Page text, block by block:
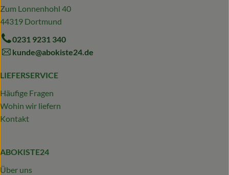
Zum Lonnenhohl 40
44319 Dortmund
0231 9231 340
kunde@abokiste24.de
LIEFERSERVICE
Häufige Fragen
Wohin wir liefern
Kontakt
ABOKISTE24
Über uns